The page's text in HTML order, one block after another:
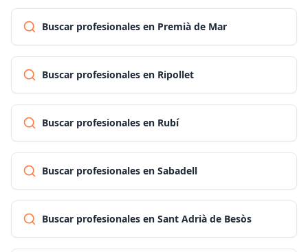
Buscar profesionales en Premià de Mar
Buscar profesionales en Ripollet
Buscar profesionales en Rubí
Buscar profesionales en Sabadell
Buscar profesionales en Sant Adrià de Besòs